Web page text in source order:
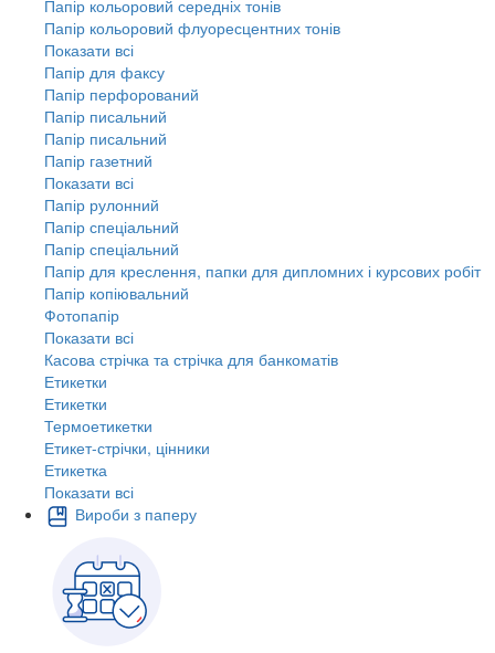
Папір кольоровий середніх тонів
Папір кольоровий флуоресцентних тонів
Показати всі
Папір для факсу
Папір перфорований
Папір писальний
Папір писальний
Папір газетний
Показати всі
Папір рулонний
Папір спеціальний
Папір спеціальний
Папір для креслення, папки для дипломних і курсових робіт
Папір копіювальний
Фотопапір
Показати всі
Касова стрічка та стрічка для банкоматів
Етикетки
Етикетки
Термоетикетки
Етикет-стрічки, цінники
Етикетка
Показати всі
Вироби з паперу